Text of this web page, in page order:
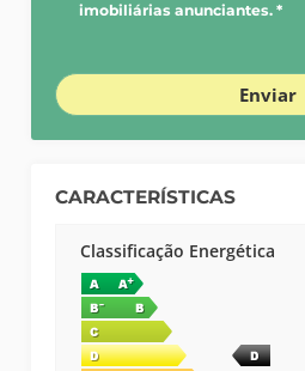
imobiliárias anunciantes. *
Enviar
CARACTERÍSTICAS
Classificação Energética